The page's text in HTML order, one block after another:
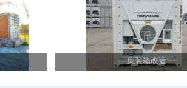
集装箱改造